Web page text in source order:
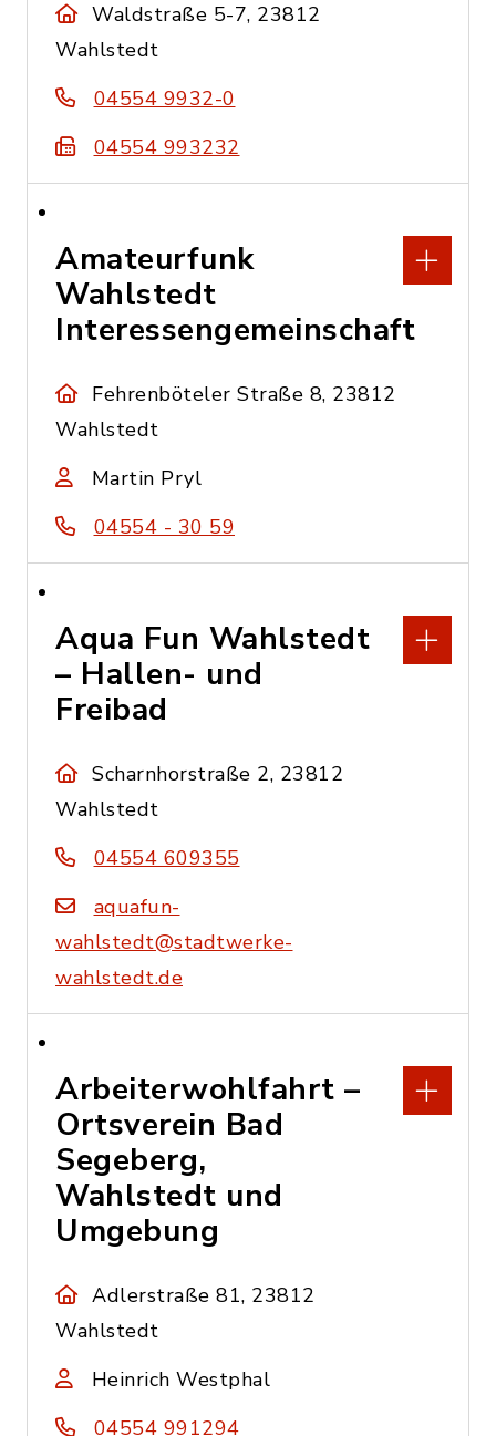
Waldstraße 5-7, 23812
Wahlstedt
04554 9932-0
04554 993232
Amateurfunk
Wahlstedt
Interessengemeinschaft
Fehrenböteler Straße 8, 23812
Wahlstedt
Martin Pryl
04554 - 30 59
Aqua Fun Wahlstedt
– Hallen- und
Freibad
Scharnhorstraße 2, 23812
Wahlstedt
04554 609355
aquafun-
wahlstedt@stadtwerke-
wahlstedt.de
Arbeiterwohlfahrt –
Ortsverein Bad
Segeberg,
Wahlstedt und
Umgebung
Adlerstraße 81, 23812
Wahlstedt
Heinrich Westphal
04554 991294